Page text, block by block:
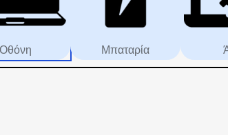
Οθόνη Μπαταρία